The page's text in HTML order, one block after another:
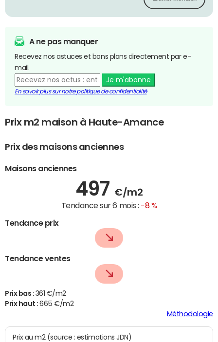
A ne pas manquer
Recevez nos astuces et bons plans directement par e-
mail.
Je m'abonne
En savoir plus sur notre politique de confidentialité
Prix m2 maison à Haute-Amance
Prix des maisons anciennes
Maisons anciennes
497 €/m2
Tendance sur 6 mois : -8 %
Tendance prix
Tendance ventes
Prix bas : 361 €/m2
Prix haut :665 €/m2
Méthodologie
Prix au m2 (source : estimations JDN)